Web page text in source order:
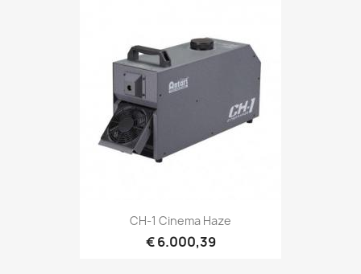
 Snel bekijken
CH-1 Cinema Haze
€ 6.000,39